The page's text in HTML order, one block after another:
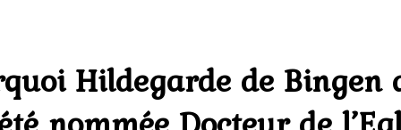
Hildegarde de Bingen